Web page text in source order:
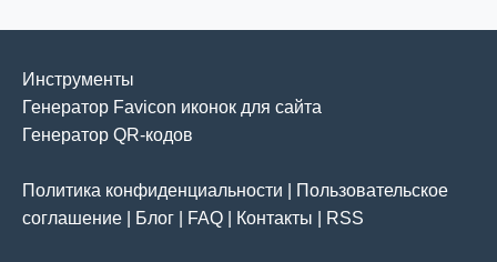
Инструменты
Генератор Favicon иконок для сайта
Генератор QR-кодов
Политика конфиденциальности
Пользовательское
соглашение
Блог FAQ Контакты RSS